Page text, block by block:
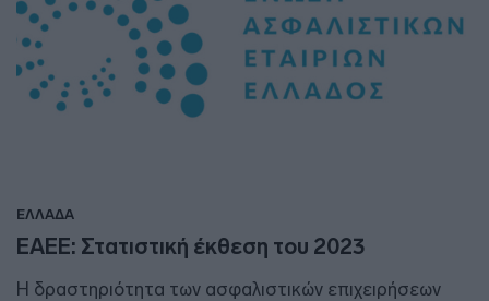
ΕΛΛΑΔΑ
ΕΑΕΕ: Στατιστική έκθεση του 2023
Η δραστηριότητα των ασφαλιστικών επιχειρήσεων